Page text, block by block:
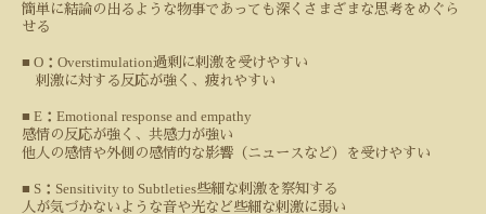
簡単に結論の出るような物事であっても深くさまざまな思考をめぐら
せる
■ O ： Overstimulation過剰に刺激を受けやすい
刺激に対する反応が強く、疲れやすい
■ E ： Emotional response and empathy
感情の反応が強く、共感力が強い
他人の感情や外側の感情的な影響（ニュースなど）を受けやすい
■ S ： Sensitivity to Subtleties些細な刺激を察知する
人が気づかないような音や光など些細な刺激に弱い